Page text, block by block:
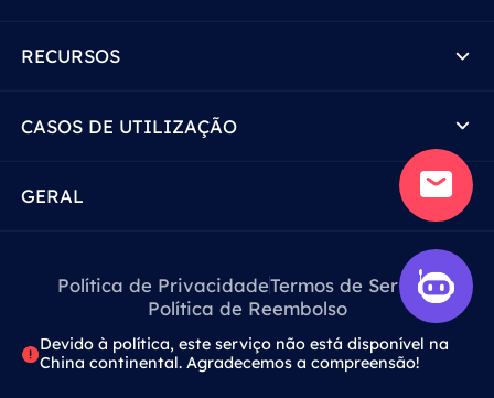
RECURSOS
CASOS DE UTILIZAÇÃO
GERAL
Política de PrivacidadeTermos de Serviço
Política de Reembolso
Devido à política, este serviço não está disponível na
China continental. Agradecemos a compreensão!